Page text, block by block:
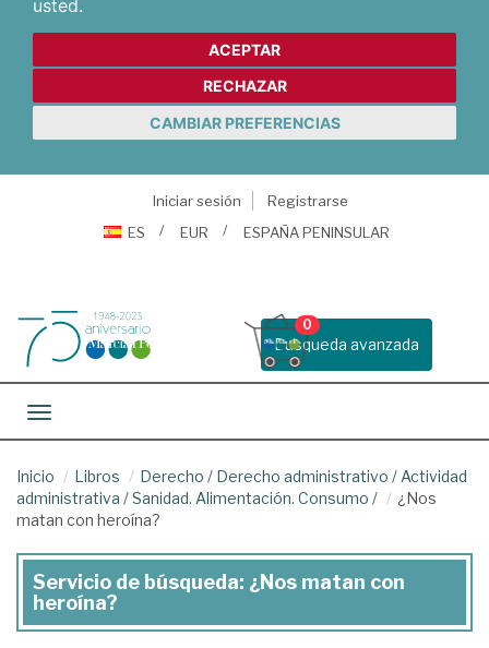
usted.
ACEPTAR
RECHAZAR
CAMBIAR PREFERENCIAS
Iniciar sesión
Registrarse
ES
EUR ESPAÑA PENINSULAR
Busqueda avanzada
0
Toggle navigation
Inicio Libros Derecho / Derecho administrativo / Actividad
administrativa /Sanidad. Alimentación. Consumo /
¿Nos
matan con heroína?
Servicio de búsqueda: ¿Nos matan con
heroína?